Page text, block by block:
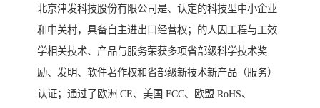
北京津发科技股份有限公司是、认定的科技型中小企业
和中关村，具备自主进出口经营权；的人因工程与工效
学相关技术、产品与服务荣获多项省部级科学技术奖
励、发明、软件著作权和省部级新技术新产品（服务）
认证；通过了欧洲 CE、美国 FCC、欧盟 RoHS、